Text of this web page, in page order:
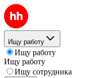
Ищу работу
Ищу работу
Ищу работу
Ищу сотрудника